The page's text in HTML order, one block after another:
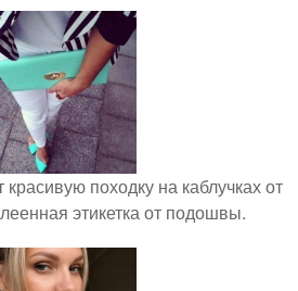
красивую походку на каблучках от
этикетка от подошвы.